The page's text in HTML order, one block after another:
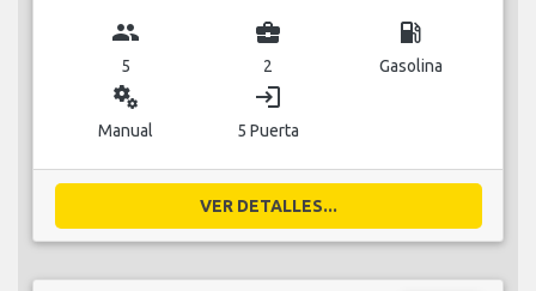
group
5
business_center
2
local_gas_station
Gasolina
miscellaneous_services
Manual
login
5 Puerta
VER DETALLES...